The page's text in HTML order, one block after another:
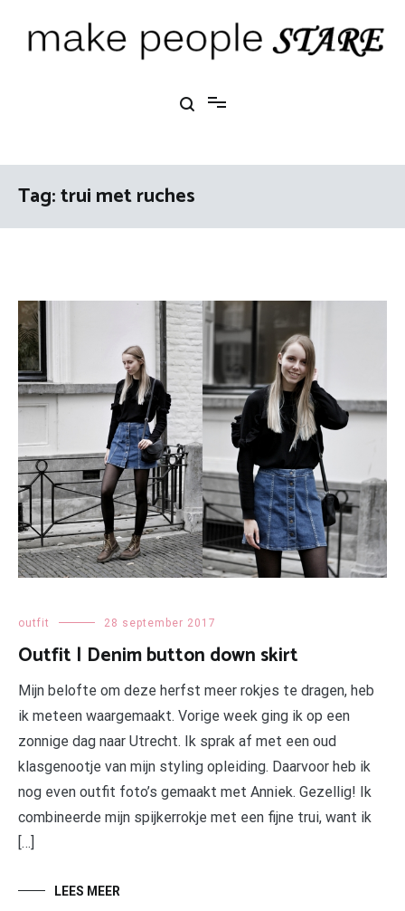
Tag:trui met ruches
outfit 28 september 2017
Outfit | Denim button down skirt
Mijn belofte om deze herfst meer rokjes te dragen, heb
ik meteen waargemaakt. Vorige week ging ik op een
zonnige dag naar Utrecht. Ik sprak af met een oud
klasgenootje van mijn styling opleiding. Daarvoor heb ik
nog even outfit foto’s gemaakt met Anniek. Gezellig! Ik
combineerde mijn spijkerrokje met een fijne trui, want ik
[…]
LEES MEER